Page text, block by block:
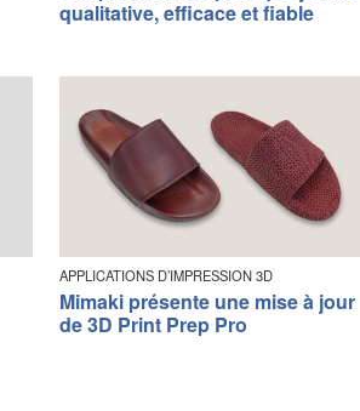
qualitative, efficace et fiable
APPLICATIONS D’IMPRESSION 3D
Mimaki présente une mise à jour
de 3D Print Prep Pro